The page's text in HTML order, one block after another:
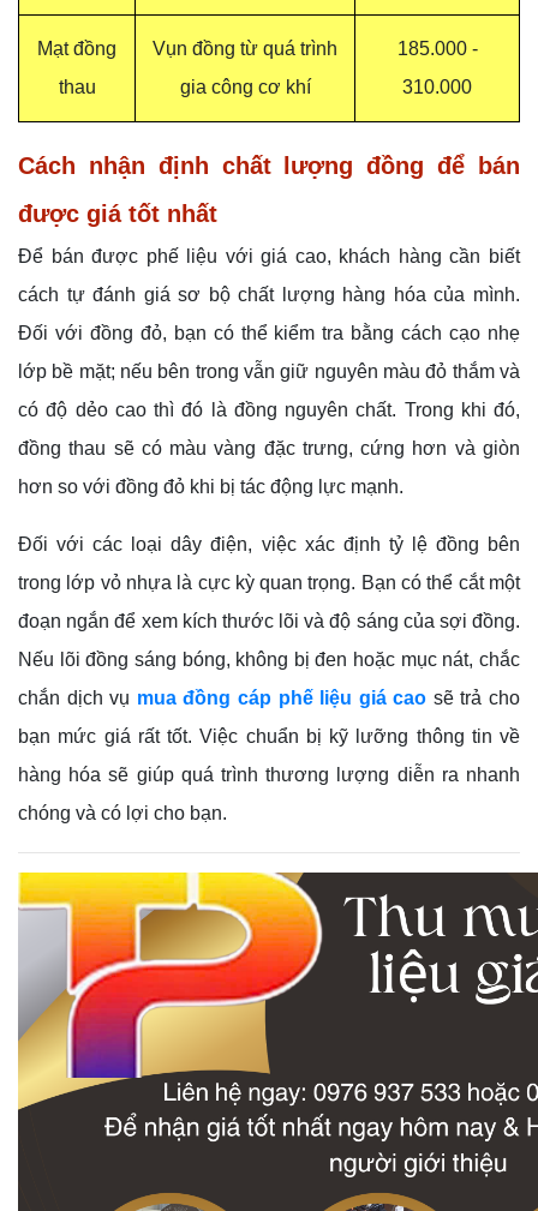
Mạt đồng
thau
Vụn đồng từ quá trình
gia công cơ khí
185.000 -
310.000
Cách nhận định chất lượng đồng để bán
được giá tốt nhất
Để bán được phế liệu với giá cao, khách hàng cần biết
cách tự đánh giá sơ bộ chất lượng hàng hóa của mình.
Đối với đồng đỏ, bạn có thể kiểm tra bằng cách cạo nhẹ
lớp bề mặt; nếu bên trong vẫn giữ nguyên màu đỏ thắm và
có độ dẻo cao thì đó là đồng nguyên chất. Trong khi đó,
đồng thau sẽ có màu vàng đặc trưng, cứng hơn và giòn
hơn so với đồng đỏ khi bị tác động lực mạnh.
Đối với các loại dây điện, việc xác định tỷ lệ đồng bên
trong lớp vỏ nhựa là cực kỳ quan trọng. Bạn có thể cắt một
đoạn ngắn để xem kích thước lõi và độ sáng của sợi đồng.
Nếu lõi đồng sáng bóng, không bị đen hoặc mục nát, chắc
chắn dịch vụ mua đồng cáp phế liệu giá cao sẽ trả cho
bạn mức giá rất tốt. Việc chuẩn bị kỹ lưỡng thông tin về
hàng hóa sẽ giúp quá trình thương lượng diễn ra nhanh
chóng và có lợi cho bạn.